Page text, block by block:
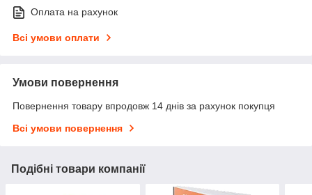
Оплата на рахунок
Всі умови оплати
Умови повернення
Повернення товару впродовж 14 днів за рахунок покупця
Всі умови повернення
Подібні товари компанії